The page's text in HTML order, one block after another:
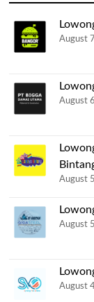
August
August
August
August
August